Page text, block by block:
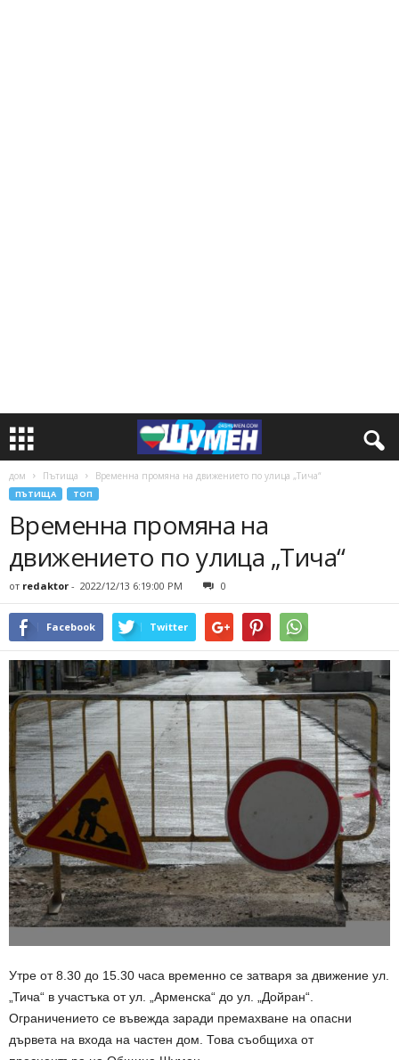
дом Пътища Временна промяна на движението по улица „Тича“
ПЪТИЩА ТОП
Временна промяна на
движението по улица „Тича“
от redaktor - 2022/12/13 6:19:00 PM 0
Facebook Twitter
Утре от 8.30 до 15.30 часа временно се затваря за движение ул.
„Тича“ в участъка от ул. „Арменска“ до ул. „Дойран“.
Ограничението се въвежда заради премахване на опасни
дървета на входа на частен дом. Това съобщиха от